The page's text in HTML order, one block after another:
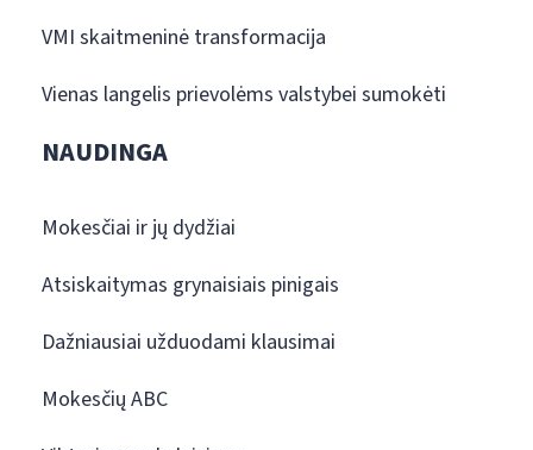
VMI skaitmeninė transformacija
Vienas langelis prievolėms valstybei sumokėti
NAUDINGA
Mokesčiai ir jų dydžiai
Atsiskaitymas grynaisiais pinigais
Dažniausiai užduodami klausimai
Mokesčių ABC